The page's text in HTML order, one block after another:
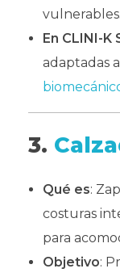
vulnerables.
En CLINI-K
adaptadas
3.
Qué es:
costuras
para
Objetivo: